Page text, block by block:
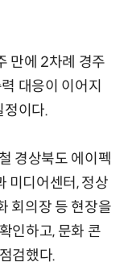
만에 2차례 경주
대응이 이어지
정이다.
경상북도 에이펙
미디어센터, 정상
회의장 등 현장을
인하고, 문화 콘
검했다.